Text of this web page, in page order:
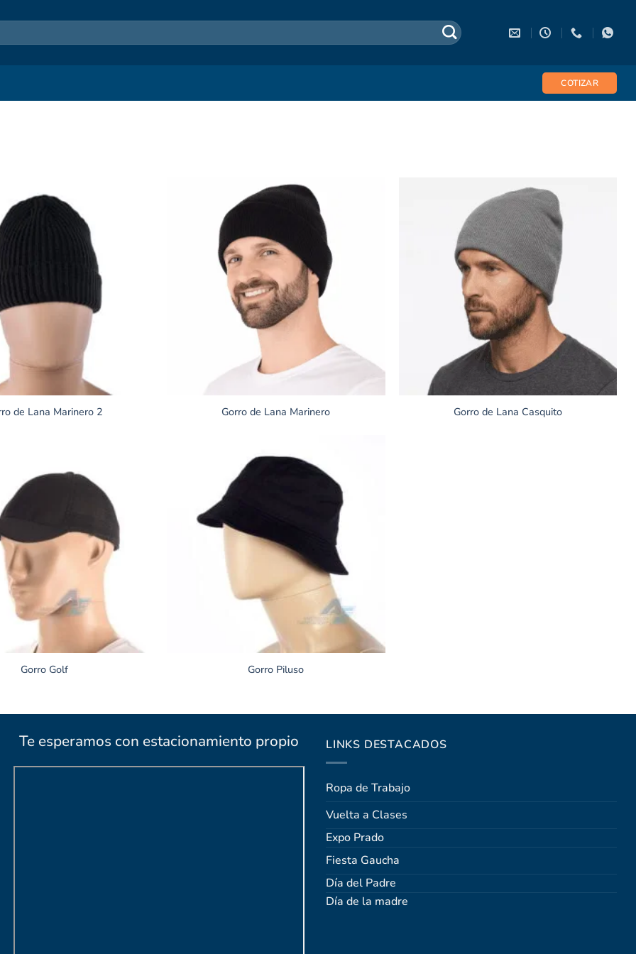
COTIZAR
de Lana Marinero 2 Gorro de Lana Marinero Gorro de Lana Casquito
Gorro Golf Gorro Piluso
Te esperamos con estacionamiento propio LINKS DESTACADOS
Ropa de Trabajo
Vuelta a Clases
Expo Prado
Fiesta Gaucha
Día del Padre
Día de la madre